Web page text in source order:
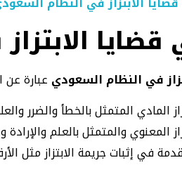
في النظام السعودي عبارة عن
المادي المتمثل بالخطأ والضرر
المعنوي والمتمثل بالعلم
في إثبات جريمة الابتزاز مثل